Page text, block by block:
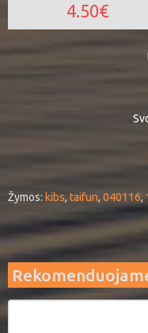
4.50€
Žymos: kibs, taifun, 040116,